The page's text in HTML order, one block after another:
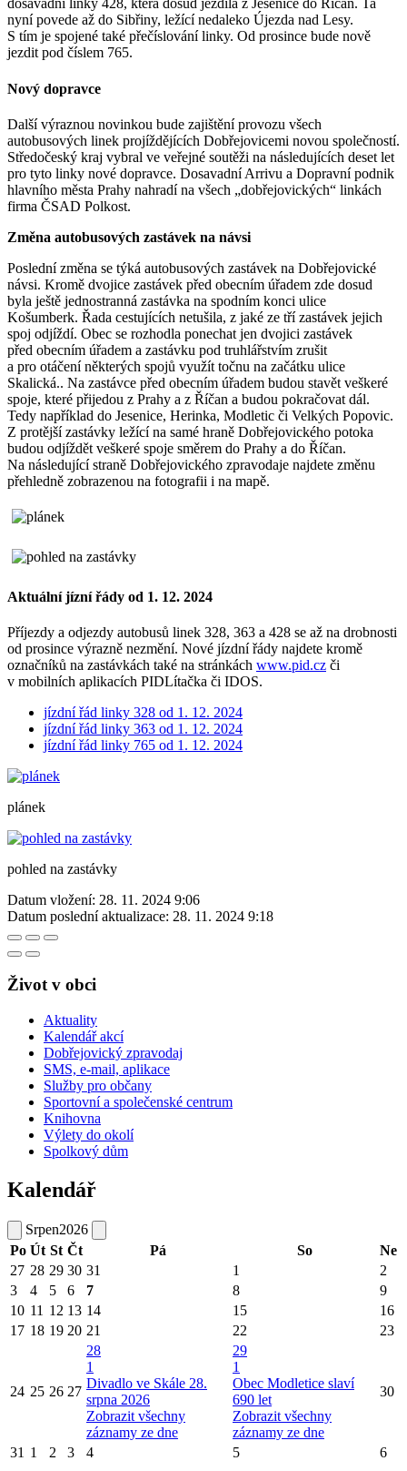
dosavadní linky 428, která dosud jezdila z Jesenice do Říčan. Ta
nyní povede až do Sibřiny, ležící nedaleko Újezda nad Lesy.
S tím je spojené také přečíslování linky. Od prosince bude nově
jezdit pod číslem 765.
Nový dopravce
Další výraznou novinkou bude zajištění provozu všech
autobusových linek projíždějících Dobřejovicemi novou společností.
Středočeský kraj vybral ve veřejné soutěži na následujících deset let
pro tyto linky nové dopravce. Dosavadní Arrivu a Dopravní podnik
hlavního města Prahy nahradí na všech „dobřejovických“ linkách
firma ČSAD Polkost.
Změna autobusových zastávek na návsi
Poslední změna se týká autobusových zastávek na Dobřejovické
návsi. Kromě dvojice zastávek před obecním úřadem zde dosud
byla ještě jednostranná zastávka na spodním konci ulice
Košumberk. Řada cestujících netušila, z jaké ze tří zastávek jejich
spoj odjíždí. Obec se rozhodla ponechat jen dvojici zastávek
před obecním úřadem a zastávku pod truhlářstvím zrušit
a pro otáčení některých spojů využít točnu na začátku ulice
Skalická.. Na zastávce před obecním úřadem budou stavět veškeré
spoje, které přijedou z Prahy a z Říčan a budou pokračovat dál.
Tedy například do Jesenice, Herinka, Modletic či Velkých Popovic.
Z protější zastávky ležící na samé hraně Dobřejovického potoka
budou odjíždět veškeré spoje směrem do Prahy a do Říčan.
Na následující straně Dobřejovického zpravodaje najdete změnu
přehledně zobrazenou na fotografii i na mapě.
Aktuální jízní řády od 1. 12. 2024
Příjezdy a odjezdy autobusů linek 328, 363 a 428 se až na drobnosti
od prosince výrazně nezmění. Nové jízdní řády najdete kromě
označníků na zastávkách také na stránkách www.pid.cz či
v mobilních aplikacích PIDLítačka či IDOS.
jízdní řád linky 328 od 1. 12. 2024
jízdní řád linky 363 od 1. 12. 2024
jízdní řád linky 765 od 1. 12. 2024
plánek
pohled na zastávky
Datum vložení: 28. 11. 2024 9:06
Datum poslední aktualizace: 28. 11. 2024 9:18
Život v obci
Aktuality
Kalendář akcí
Dobřejovický zpravodaj
SMS, e-mail, aplikace
Služby pro občany
Sportovní a společenské centrum
Knihovna
Výlety do okolí
Spolkový dům
Kalendář
Srpen2026
Po Út St Čt Pá So
Ne
27 28 29 30 31 1
2
3
4 5 6 7 8
9
10 11 12 13 14 15
16
17 18 19 20 21 22 23
24 25 26 27
28
1
Divadlo ve Skále 28.
srpna 2026
Zobrazit všechny
záznamy ze dne
29
1
Obec Modletice slaví
690 let
Zobrazit všechny
záznamy ze dne
30
31 1 2 3 4 5 6